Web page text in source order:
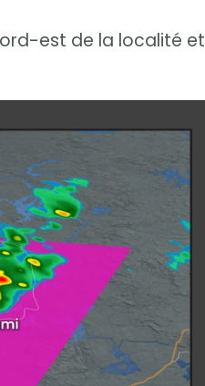
est de la localité et